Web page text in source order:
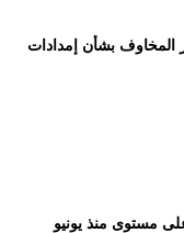
المخاوف بشأن إمدادات
مستوى منذ يونيو